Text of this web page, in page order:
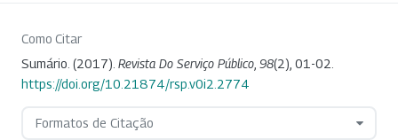
Como Citar
Sumário. (2017). Revista Do Serviço Público 98(2), 01-02.
https://doi.org/10.21874/rsp.v0i2.2774
Formatos de Citação